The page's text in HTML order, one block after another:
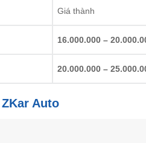
Giá thành
16.000.000 –
20.000.000 –
Auto